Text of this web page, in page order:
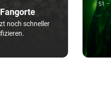
noch schneller